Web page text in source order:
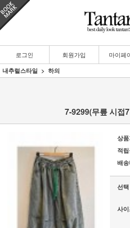
로그인 회원가입 마이페
내추럴스타일 하의
7-9299(무릎 시접
상
적
배
선택
사